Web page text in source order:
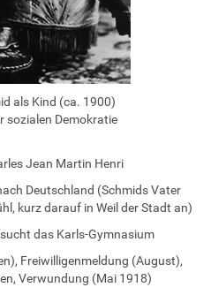
als Kind (ca. 1900)
sozialen Demokratie
Jean Martin Henri
Deutschland (Schmids Vater
kurz darauf in Weil der Stadt an)
das Karls-Gymnasium
Freiwilligenmeldung (August),
Verwundung (Mai 1918)